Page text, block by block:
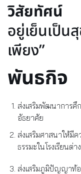
วิสัยทัศน์
อยู่เย็นเป็
เพียง”
พันธกิจ
ส่งเสริมพัฒนาการศึ
อัธยาศัย
ส่งเสริมศาสนาให้มี
ธรรมะในโรงเรียนต่า
ส่งเสริมภูมิปัญญาท้อ